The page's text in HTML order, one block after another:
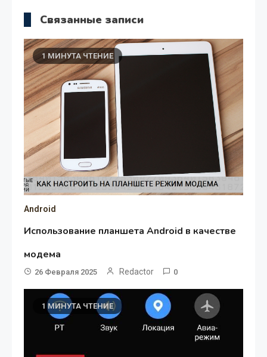
Связанные записи
1 МИНУТА ЧТЕНИЕ
Android
Использование планшета Android в качестве
модема
26 Февраля 2025 Redactor 0
1 МИНУТА ЧТЕНИЕ